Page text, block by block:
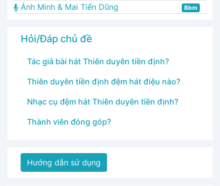
Ánh Minh & Mai Tiến Dũng Bbm
Hỏi/Đáp chủ đề
Tác giả bài hát Thiên duyên tiền định?
Thiên duyên tiền định đệm hát điệu nào?
Nhạc cụ đệm hát Thiên duyên tiền định?
Thành viên đóng góp?
Hướng dẫn sử dụng